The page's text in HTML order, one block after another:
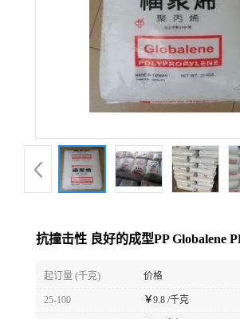
品
展
抗撞击性 良好的成型PP Globalene
起订量 (千克) 价格
25-100 ￥9.8 /千克